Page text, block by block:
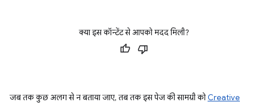
क्या इस कॉन्टेंट से आपको मदद मिली?
जब तक कुछ अलग से न बताया जाए, तब तक इस पेज की सामग्री कोCreative